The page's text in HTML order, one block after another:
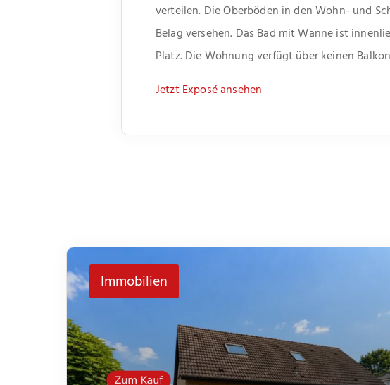
verteilen. Die Oberböden in den Wohn- und
Belag versehen. Das Bad mit Wanne ist
Platz. Die Wohnung verfügt über keinen
Jetzt Exposé ansehen
Immobilien